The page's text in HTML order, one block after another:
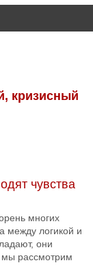
кризисный
чувства
многих
между логикой и
они
рассмотрим